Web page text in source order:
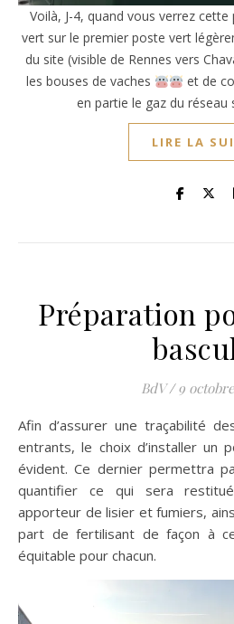
Voilà, J-4, quand vous verrez
vert sur le premier poste vert
du site (visible de Rennes vers
les bouses de vaches
et de
en partie le gaz du réseau
LIRE LA
Préparation
BdV / 9
Afin d’assurer une traçabilité des effluents et végétaux
entrants, le choix d’installer un
évident. Ce dernier permettra
quantifier ce qui sera
apporteur de lisier et fumiers,
part de fertilisant de façon à
équitable pour chacun.